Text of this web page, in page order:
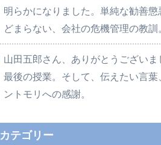
明らかになりました。単純な勧善懲
どまらない、会社の危機管理の教訓
山田五郎さん、ありがとうございま
最後の授業。そして、伝えたい言葉
ントモリへの感謝。
カテゴリー